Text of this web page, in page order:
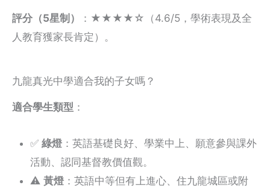
評分（5星制）
：★★★★☆（4.6/5，學術表現及全
人教育獲家長肯定）。
九龍真光中學適合我的子女嗎？
適合學生類型 ：
✅ 綠燈 ：英語基礎良好、學業中上、願意參與課外
活動、認同基督教價值觀。
⚠️ 黃燈 ：英語中等但有上進心、住九龍城區或附